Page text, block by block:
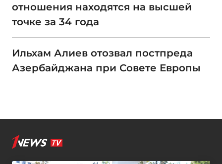
отношения находятся на высшей
точке за 34 года
Ильхам Алиев отозвал постпреда
Азербайджана при Совете Европы